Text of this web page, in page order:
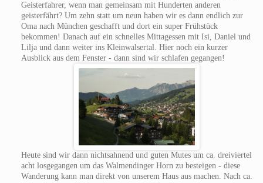
Geisterfahrer, wenn man gemeinsam mit Hunderten anderen
geisterfährt? Um zehn statt um neun haben wir es dann endlich zur
Oma nach München geschafft und dort ein super Frühstück
bekommen! Danach auf ein schnelles Mittagessen mit Isi, Daniel und
Lilja und dann weiter ins Kleinwalsertal. Hier noch ein kurzer
Ausblick aus dem Fenster - dann sind wir schlafen gegangen!
Heute sind wir dann nichtsahnend und guten Mutes um ca. dreiviertel
acht losgegangen um das Walmendinger Horn zu besteigen - diese
Wanderung kann man direkt von unserem Haus aus machen. Nach ca.